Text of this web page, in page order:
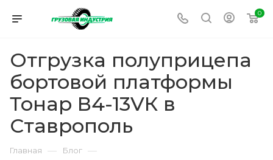
0
Отгрузка полуприцепа
бортовой платформы
Тонар В4-13VК в
Ставрополь
Главная — Блог —